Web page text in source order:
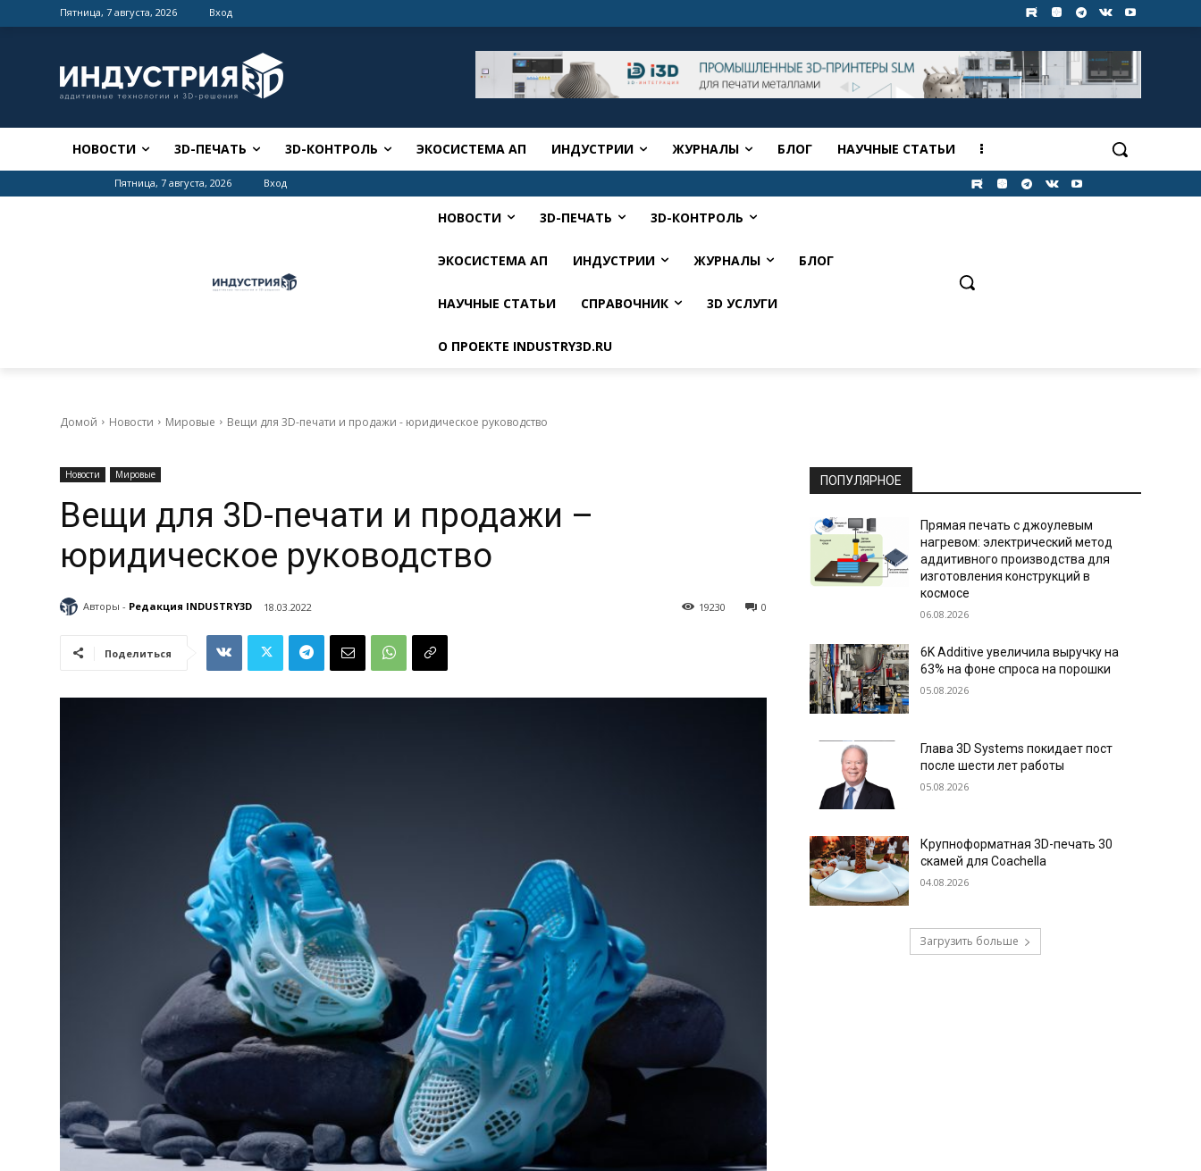
Пятница, 7 августа, 2026 Вход
НОВОСТИ 3D-ПЕЧАТЬ 3D-КОНТРОЛЬ ЭКОСИСТЕМА АП ИНДУСТРИИ ЖУРНАЛЫ БЛОГ НАУЧНЫЕ СТАТЬИ
Пятница, 7 августа, 2026 Вход
НОВОСТИ 3D-ПЕЧАТЬ 3D-КОНТРОЛЬ
ЭКОСИСТЕМА АП ИНДУСТРИИ ЖУРНАЛЫ БЛОГ
НАУЧНЫЕ СТАТЬИ СПРАВОЧНИК 3D УСЛУГИ
О ПРОЕКТЕ INDUSTRY3D.RU
Домой Новости Мировые Вещи для 3D-печати и продажи - юридическое руководство
Новости Мировые
Вещи для 3D-печати и продажи –
юридическое руководство
Авторы - Редакция INDUSTRY3D 18.03.2022 0
19230
Поделиться
ПОПУЛЯРНОЕ
Прямая печать с джоулевым
нагревом: электрический метод
аддитивного производства для
изготовления конструкций в
космосе
06.08.2026
6K Additive увеличила выручку на
63% на фоне спроса на порошки
05.08.2026
Глава 3D Systems покидает пост
после шести лет работы
05.08.2026
Крупноформатная 3D-печать 30
скамей для Coachella
04.08.2026
Загрузить больше